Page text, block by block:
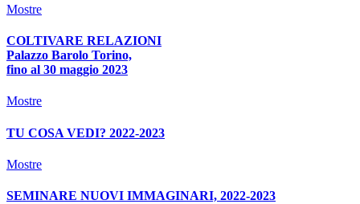
Mostre
COLTIVARE RELAZIONI
Palazzo Barolo Torino,
fino al 30 maggio 2023
Mostre
TU COSA VEDI? 2022-2023
Mostre
SEMINARE NUOVI IMMAGINARI, 2022-2023